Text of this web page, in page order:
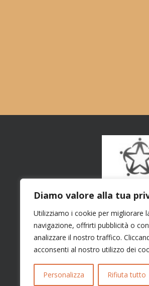
Diamo valore alla tua
Utilizziamo i cookie per migliorare
navigazione, offrirti pubblicità o
analizzare il nostro traffico.
acconsenti al nostro utilizzo dei
Personalizza Rifiuta tutto